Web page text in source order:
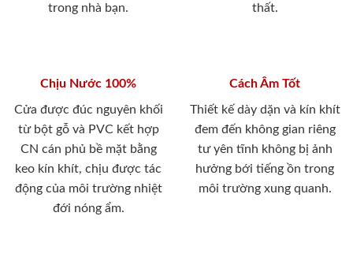
trong nhà bạn.
thất.
Chịu Nước 100%
Cửa được đúc nguyên khối
từ bột gỗ và PVC kết hợp
CN cán phủ bề mặt bằng
keo kín khít, chịu được tác
động của môi trường nhiệt
đới nóng ẩm.
Cách Âm Tốt
Thiết kế dày dặn và kín khít
đem đến không gian riêng
tư yên tĩnh không bị ảnh
hưởng bới tiếng ồn trong
môi trường xung quanh.